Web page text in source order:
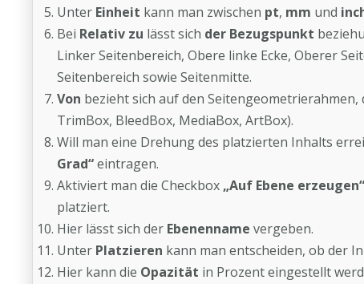
Unter Einheit kann man zwischen pt, mm und
Bei Relativ zu lässt sich der Bezugspunkt
Linker Seitenbereich, Obere linke Ecke, Oberer
Seitenbereich sowie Seitenmitte.
Von bezieht sich auf den
TrimBox, BleedBox, MediaBox, ArtBox).
Will man eine Drehung des platzierten Inhalts
Grad“eintragen.
Aktiviert man die Checkbox „Auf Ebene erzeugen“
platziert.
Hier lässt sich der Ebenenname vergeben.
Unter Platzieren kann man entscheiden, ob der
Hier kann die Opazität in Prozent eingestellt